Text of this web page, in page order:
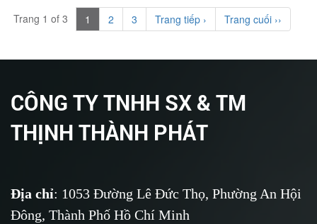
Trang 1 of 3 1 2 3 Trang tiếp › Trang cuối ››
CÔNG TY TNHH SX & TM
THỊNH THÀNH PHÁT
Địa chỉ: 1053 Đường Lê Đức Thọ, Phường An Hội
Đông, Thành Phố Hồ Chí Minh